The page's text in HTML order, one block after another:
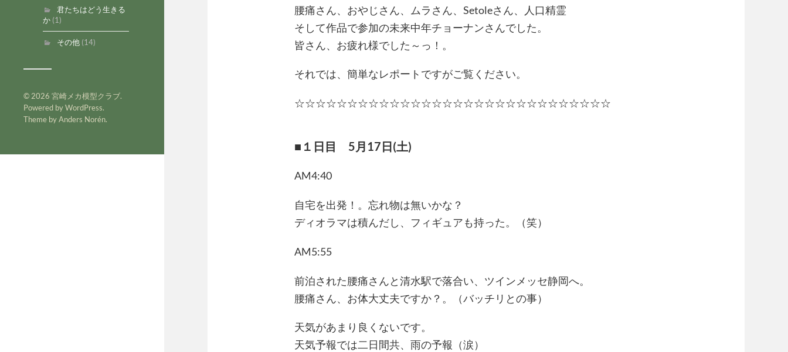
君たちはどう生きる
か(1)
その他(14)
© 2026 宮崎メカ模型クラブ.
Powered byWordPress.
Theme byAnders Norén.
腰痛さん、おやじさん、ムラさん、Setoleさん、人口精霊
そして作品で参加の未来中年チョーナンさんでした。
皆さん、お疲れ様でした～っ！。
それでは、簡単なレポートですがご覧ください。
☆☆☆☆☆☆☆☆☆☆☆☆☆☆☆☆☆☆☆☆☆☆☆☆☆☆☆☆☆☆
■１日目 5月17日(土)
AM4:40
自宅を出発！。忘れ物は無いかな？
ディオラマは積んだし、フィギュアも持った。（笑）
AM5:55
前泊された腰痛さんと清水駅で落合い、ツインメッセ静岡へ。
腰痛さん、お体大丈夫ですか？。（バッチリとの事）
天気があまり良くないです。
天気予報では二日間共、雨の予報（涙）